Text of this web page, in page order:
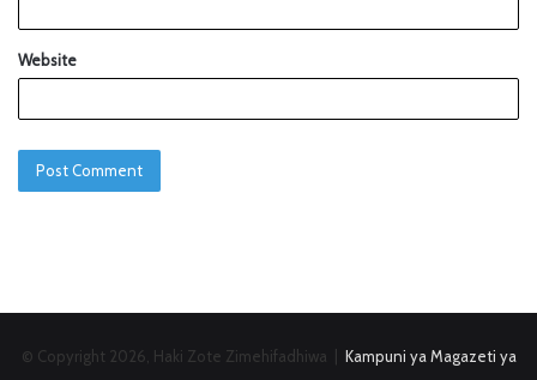
Website
© Copyright 2026, Haki Zote Zimehifadhiwa | Kampuni ya Magazeti ya